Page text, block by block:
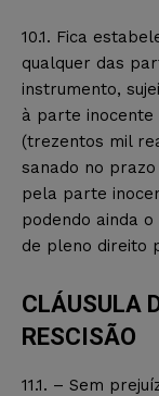
10.1. Fica
qualquer das
instrumento,
à parte inocente
(trezentos mil
sanado no
pela parte
podendo ainda
de pleno direito
CLÁUSULA
RESCISÃO
11.1. – Sem